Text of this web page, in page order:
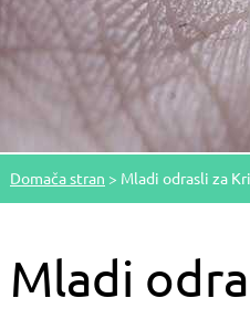
Domača stran > Mladi odrasli za
Mladi